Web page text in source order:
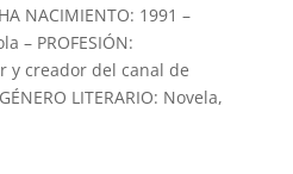
NACIMIENTO: 1991 –
– PROFESIÓN:
y creador del canal de
LITERARIO: Novela,